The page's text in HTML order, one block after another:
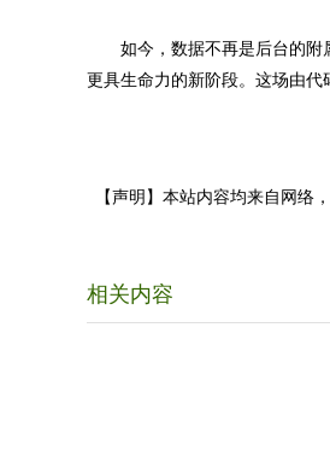
如今，数据不再是后台的附属
更具生命力的新阶段。这场由代
【声明】本站内容均来自网络
相关内容